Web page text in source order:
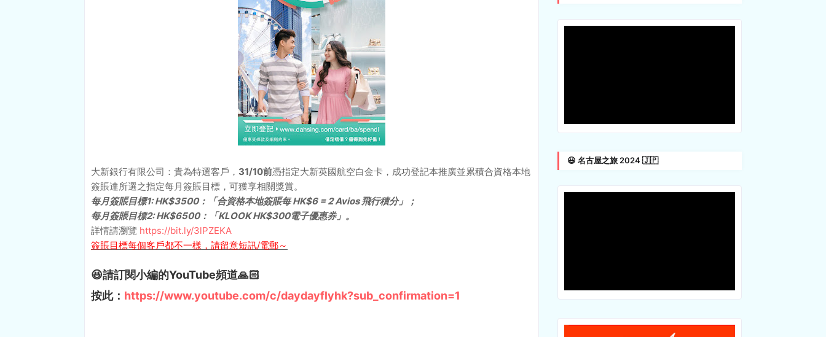
大新銀行有限公司：貴為特選客戶， 31/10前憑指定大新英國航空白金卡，成功登記本推廣並累積合資格本地
簽賬達所選之指定每月簽賬目標，可獲享相關獎賞。
每月簽賬目標1: HK$3500：「合資格本地簽賬每 HK$6 = 2 Avios 飛行積分」；
每月簽賬目標2: HK$6500：「KLOOK HK$300電子優惠券」。
詳情請瀏覽 https://bit.ly/3lPZEKA
簽賬目標每個客戶都不一樣，請留意短訊/電郵～
😆請訂閱小編的YouTube頻道🙏🏻
按此： https://www.youtube.com/c/daydayflyhk?sub_confirmation=1
😃 名古屋之旅 2024 🇯🇵